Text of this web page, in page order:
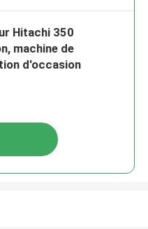
Hitachi 350
machine de
d'occasion